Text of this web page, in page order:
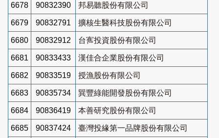
6678 90832390 邦易聽股份有限公司
6679 90832791 擴核生醫科技股份有限公司
6680 90832912 台寯投資股份有限公司
6681 90833433 漢佳合企業股份有限公司
6682 90833519 授漁股份有限公司
6683 90835734 巽豐綠能開發股份有限公司
6684 90836419 本善研究股份有限公司
6685 90837424 臺灣投緣第一品牌股份有限公司